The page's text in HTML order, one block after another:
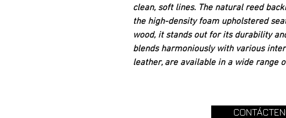
clean, soft lines. The natural reed
the high-density foam upholstered
wood, it stands out for its durability
blends harmoniously with various
leather, are available in a wide range